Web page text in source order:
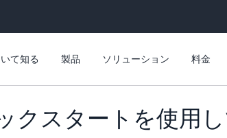
て知る 製品 ソリューション 料金
クスタートを使用